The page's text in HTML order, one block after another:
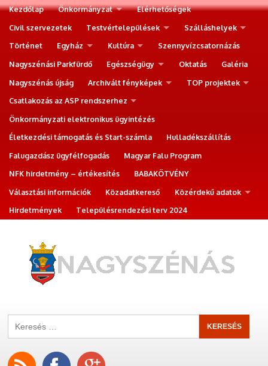
Kezdőlap Önkormányzat
Elérhetőségek
Civil szervezetek
Testvértelepülések
Szálláshelyek
Történet
Egyház Kultúra
Szennyvízcsatornázás
Nagyszénási Parkfürdő
Egészségügy Oktatás
Galéria
Nagyszénás újság
Archivált fényképek
TOP projektek
Csatlakozás az ASP rendszerhez
Önkormányzati elektronikus ügyintézés
Életkezdési támogatás és Start-számla
Hulladékszállítás
Falugazdász ügyfélfogadás
Magyar Falu Program
NFK hirdetmény – értékesítés
BABAKÖTVÉNY
Választási információk
Közadatkereső
Közérdekű adatok
Hirdetmények
Településrendezési terv 2024